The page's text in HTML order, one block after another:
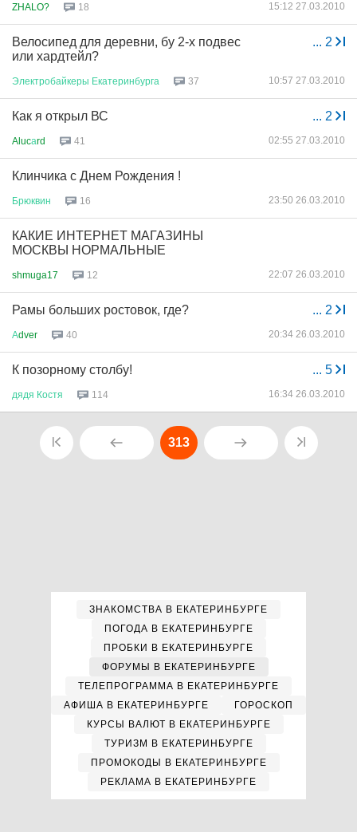
ZHALO? 18 15:12 27.03.2010
... 2
Велосипед для деревни, бу 2-х подвес
или хардтейл?
Электробайкеры Екатеринбурга 37 10:57 27.03.2010
... 2
Как я открыл ВС
Alucаrd 41 02:55 27.03.2010
Клинчика с Днем Рождения !
Брюквин 16 23:50 26.03.2010
КАКИЕ ИНТЕРНЕТ МАГАЗИНЫ
МОСКВЫ НОРМАЛЬНЫЕ
shmuga17 12 22:07 26.03.2010
... 2
Рамы больших ростовок, где?
Аdver 40 20:34 26.03.2010
... 5
К позорному столбу!
дядя Костя 114 16:34 26.03.2010
313
ЗНАКОМСТВА В ЕКАТЕРИНБУРГЕ
ПОГОДА В ЕКАТЕРИНБУРГЕ
ПРОБКИ В ЕКАТЕРИНБУРГЕ
ФОРУМЫ В ЕКАТЕРИНБУРГЕ
ТЕЛЕПРОГРАММА В ЕКАТЕРИНБУРГЕ
АФИША В ЕКАТЕРИНБУРГЕ
ГОРОСКОП
КУРСЫ ВАЛЮТ В ЕКАТЕРИНБУРГЕ
ТУРИЗМ В ЕКАТЕРИНБУРГЕ
ПРОМОКОДЫ В ЕКАТЕРИНБУРГЕ
РЕКЛАМА В ЕКАТЕРИНБУРГЕ